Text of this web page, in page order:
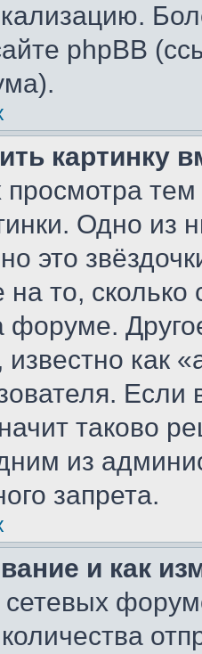
phpBB
картинку
просмотра
Одно из
это
то,
форуме.
как
таково
из
запрета.
и как